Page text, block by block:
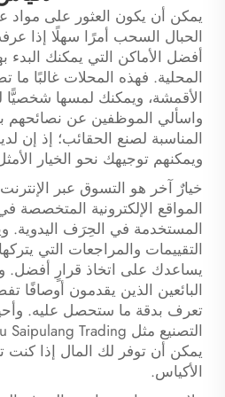
يمكن أن يكون العثور على مواد
الحبال السحب أمرًا سهلًا إذا
أفضل الأماكن التي يمكنك البدء
المحلية. فهذه المحلات غالبًا
الأقمشة، ويمكنك لمسها شخصيًّا
واسألي الموظفين عن نصائحهم
المناسبة لصنع الحقائب؛ إذ إن
ويمكنهم توجيهك نحو الخيار
خيارٌ آخر هو التسوق عبر
المواقع الإلكترونية المتخصصة
المستخدمة في الحِرَف اليدوية.
التقييمات والمراجعات التي
يساعدك على اتخاذ قرارٍ أفضل.
البائعين الذين يقدمون أوصافًا
تعرف بدقة ما ستحصل عليه.
يمكن أن توفر لك المال إذا
الأكياس.